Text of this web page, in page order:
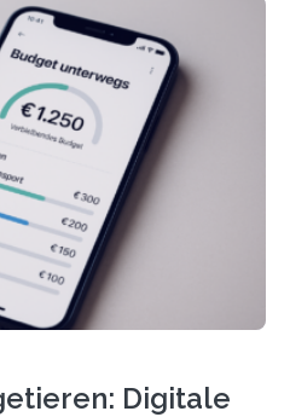
teurer geworden. Für
das zumeist im Juni oder
ein wichtiger Faktor, um
leisten zu
44 Prozent noch nicht
in der
Zu diesem…
Digitale